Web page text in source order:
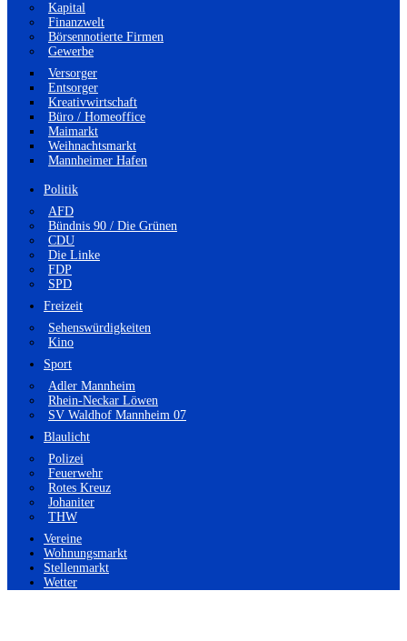
Kapital
Finanzwelt
Börsennotierte Firmen
Gewerbe
Versorger
Entsorger
Kreativwirtschaft
Büro / Homeoffice
Maimarkt
Weihnachtsmarkt
Mannheimer Hafen
Politik
AFD
Bündnis 90 / Die Grünen
CDU
Die Linke
FDP
SPD
Freizeit
Sehenswürdigkeiten
Kino
Sport
Adler Mannheim
Rhein-Neckar Löwen
SV Waldhof Mannheim 07
Blaulicht
Polizei
Feuerwehr
Rotes Kreuz
Johaniter
THW
Vereine
Wohnungsmarkt
Stellenmarkt
Wetter